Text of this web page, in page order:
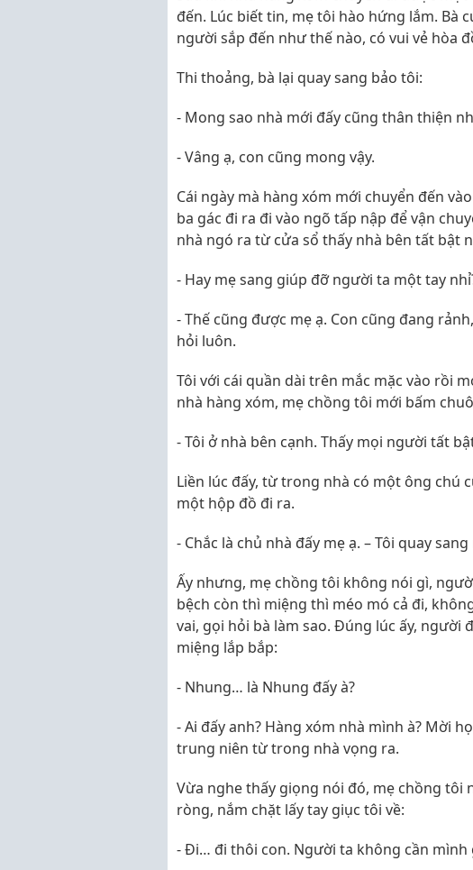
đến. Lúc biết tin, mẹ tôi hào hứng lắm. Bà
người sắp đến như thế nào, có vui vẻ hòa
Thi thoảng, bà lại quay sang bảo tôi:
- Mong sao nhà mới đấy cũng thân thiện
- Vâng ạ, con cũng mong vậy.
Cái ngày mà hàng xóm mới chuyển đến
ba gác đi ra đi vào ngõ tấp nập để vận
nhà ngó ra từ cửa sổ thấy nhà bên tất bật
- Hay mẹ sang giúp đỡ người ta một tay
- Thế cũng được mẹ ạ. Con cũng đang
hỏi luôn.
Tôi với cái quần dài trên mắc mặc vào rồi
nhà hàng xóm, mẹ chồng tôi mới bấm
- Tôi ở nhà bên cạnh. Thấy mọi người tất
Liền lúc đấy, từ trong nhà có một ông chú
một hộp đồ đi ra.
- Chắc là chủ nhà đấy mẹ ạ. – Tôi quay
Ấy nhưng, mẹ chồng tôi không nói gì,
bệch còn thì miệng thì méo mó cả đi,
vai, gọi hỏi bà làm sao. Đúng lúc ấy, người
miệng lắp bắp:
- Nhung… là Nhung đấy à?
- Ai đấy anh? Hàng xóm nhà mình à? Mời
trung niên từ trong nhà vọng ra.
Vừa nghe thấy giọng nói đó, mẹ chồng tôi
ròng, nắm chặt lấy tay giục tôi về:
- Đi… đi thôi con. Người ta không cần mình